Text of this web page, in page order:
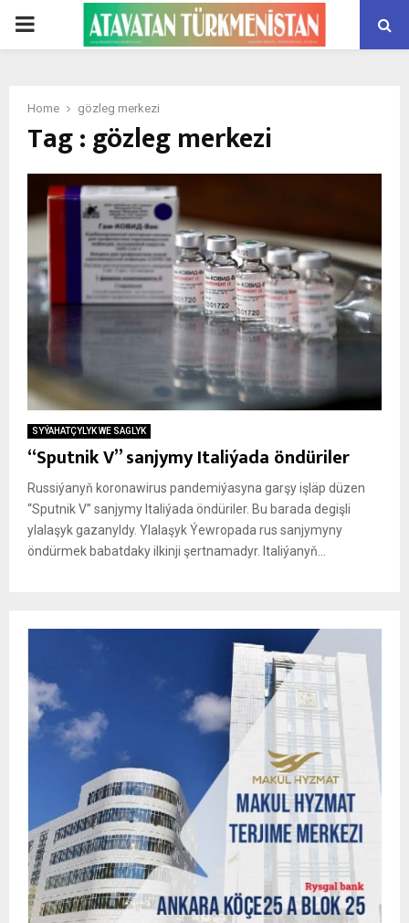
PRIMARY
Home gözleg merkezi
Tag : gözleg merkezi
SYÝAHATÇYLYK WE SAGLYK
“Sputnik V” sanjymy Italiýada öndüriler
Russiýanyň koronawirus pandemiýasyna garşy işläp düzen
“Sputnik V” sanjymy Italiýada öndüriler. Bu barada degişli
ylalaşyk gazanyldy. Ylalaşyk Ýewropada rus sanjymyny
öndürmek babatdaky ilkinji şertnamadyr. Italiýanyň...